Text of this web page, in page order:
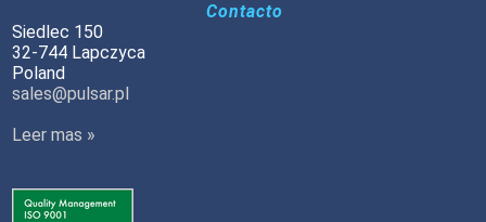
Contacto
Siedlec 150
32-744 Lapczyca
Poland
sales@pulsar.pl
Leer mas »